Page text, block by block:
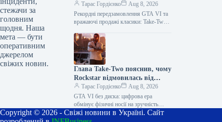
стежачи за
головним
щодня. Наша
мета — бути
оперативним
джерелом
свіжих новин.
GTA V: мінус мільйон копій
за квартал
Тарас Гордієнко
Aug 8, 2026
Рекордні передзамовлення GTA VI та
вражаючі продажі класики: Take-Two
Американський холдинг Take-Two
Interactive Software, підбиваючи
підсумки першого…
Глава Take-Two пояснив, чому
Rockstar відмовилась від
дисків для GTA VI: “Це
позбавлене сенсу”
Тарас Гордієнко
Aug 8, 2026
GTA VI без диска: цифрова ера
обмінує фізичні носії на зручність
Рішення Rockstar Games виключити
диск із фізичного видання
Copyright © 2026 - Свіжі новини в Україні. Сайт